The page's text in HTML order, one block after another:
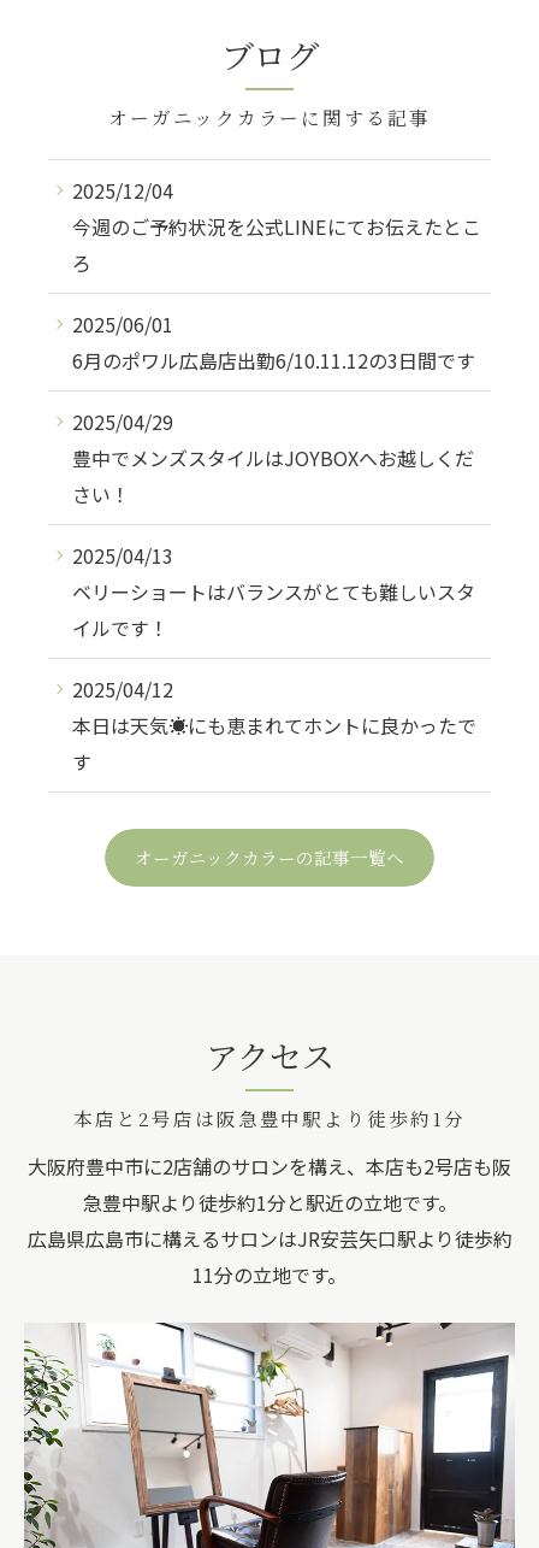
ブログ
オーガニックカラーに関する記事
2025/12/04
今週のご予約状況を公式LINEにてお伝えたとこ
ろ
2025/06/01
6月のポワル広島店出勤6/10.11.12の3日間です
2025/04/29
豊中でメンズスタイルはJOYBOXへお越しくだ
さい！
2025/04/13
ベリーショートはバランスがとても難しいスタ
イルです！
2025/04/12
本日は天気☀️にも恵まれてホントに良かったで
す
オーガニックカラーの記事一覧へ
アクセス
本店と2号店は阪急豊中駅より徒歩約1分
大阪府豊中市に2店舗のサロンを構え、本店も2号店も阪
急豊中駅より徒歩約1分と駅近の立地です。
広島県広島市に構えるサロンはJR安芸矢口駅より徒歩約
11分の立地です。